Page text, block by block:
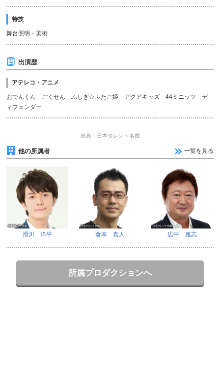
特技
舞台照明・美術
出演歴
アテレコ・アニメ
おでんくん ごくせん ふしぎ☆ふたご姫 アクアキッズ 44ミニッツ デ
ィフェンダー
出典：日本タレント名鑑
他の所属者 一覧を見る
滑川 洋平 倉本 真人 広中 雅志
所属プロダクションへ